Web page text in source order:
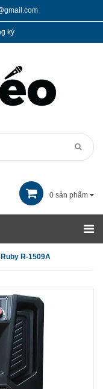
ký
0 sản phẩm
R-1509A